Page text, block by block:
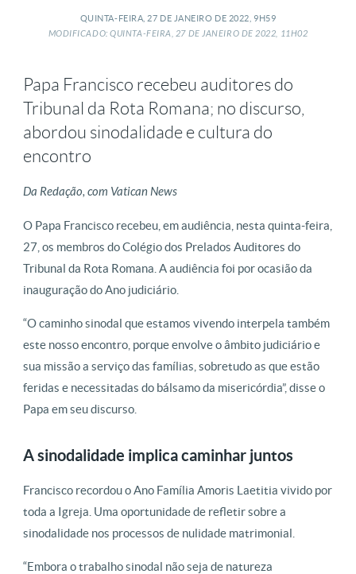
QUINTA-FEIRA, 27 DE JANEIRO DE 2022, 9H59
MODIFICADO: QUINTA-FEIRA, 27 DEJANEIRO DE2022, 11H02
Papa Francisco recebeu auditores do
Tribunal da Rota Romana; no discurso,
abordou sinodalidade e cultura do
encontro
Da Redação, com Vatican News
O Papa Francisco recebeu, em audiência, nesta quinta-feira,
27, os membros do Colégio dos Prelados Auditores do
Tribunal da Rota Romana. A audiência foi por ocasião da
inauguração do Ano judiciário.
“O caminho sinodal que estamos vivendo interpela também
este nosso encontro, porque envolve o âmbito judiciário e
sua missão a serviço das famílias, sobretudo as que estão
feridas e necessitadas do bálsamo da misericórdia”, disse o
Papa em seu discurso.
A sinodalidade implica caminhar juntos
Francisco recordou o Ano Família Amoris Laetitia vivido por
toda a Igreja. Uma oportunidade de refletir sobre a
sinodalidade nos processos de nulidade matrimonial.
“Embora o trabalho sinodal não seja de natureza